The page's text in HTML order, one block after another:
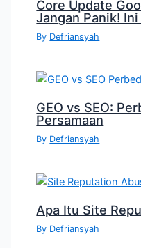
Core Update
Jangan Panik!
By Defriansyah
GEO vs SEO:
Persamaan
By Defriansyah
Apa Itu Site
By Defriansyah